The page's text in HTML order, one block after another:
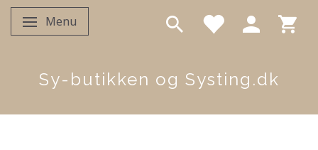
Skifte navigation
Menu
Sy-butikken og Systing.dk